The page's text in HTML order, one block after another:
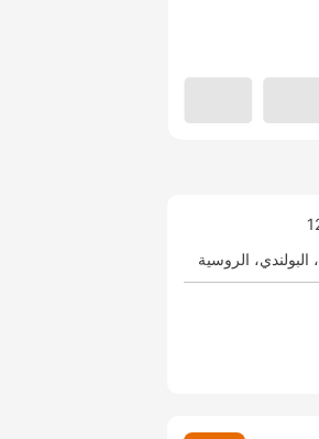
البولندي الروسية